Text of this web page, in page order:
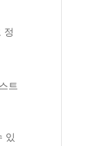
정
트
있